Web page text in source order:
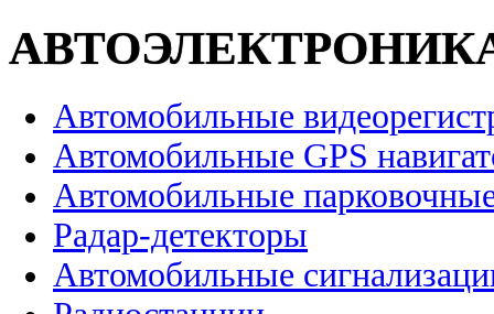
Автомобильные
Автомобильные GPS
Автомобильные
Радар-детекторы
Автомобильные